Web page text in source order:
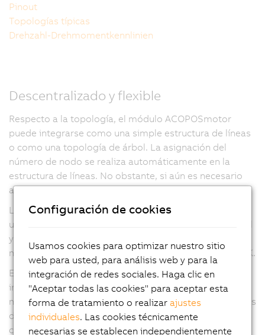
Pinout
Topologías típicas
Drehzahl-Drehmomentkennlinien
Descentralizado y flexible
Respecto a la topología, el módulo ACOPOSmotor
puede integrarse como una simple estructura de líneas
o como una topología de árbol. La asignación del
número de nodo se realiza automáticamente en la
estructura de líneas. No obstante, si aún es necesario
ajustar la dirección, puede hacerse sin abrir la carcasa.
La conexión al servoaccionamiento se realiza mediante
un conector híbrido. Contiene todos los cables de señal
y potencia necesarios para el funcionamiento del
módulo ACOPOSmotor, así como de la red POWERLINK.
El grado de protección IP65 altamente eficaz permite
instalar los módulos ACOPOSmotor directamente en la
máquina. El armario eléctrico contiene solo los módulos
de alimentación, los variadores de alta potencia y otros
componentes electromecánicos necesarios. Esto hace
Configuración de cookies
Usamos cookies para optimizar nuestro sitio
web para usted, para análisis web y para la
integración de redes sociales. Haga clic en
"Aceptar todas las cookies" para aceptar esta
forma de tratamiento o realizarajustes
individuales. Las cookies técnicamente
necesarias se establecen independientemente